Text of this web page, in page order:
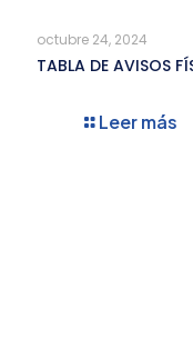
octubre 24, 2024
TABLA DE AVISOS
Leer más